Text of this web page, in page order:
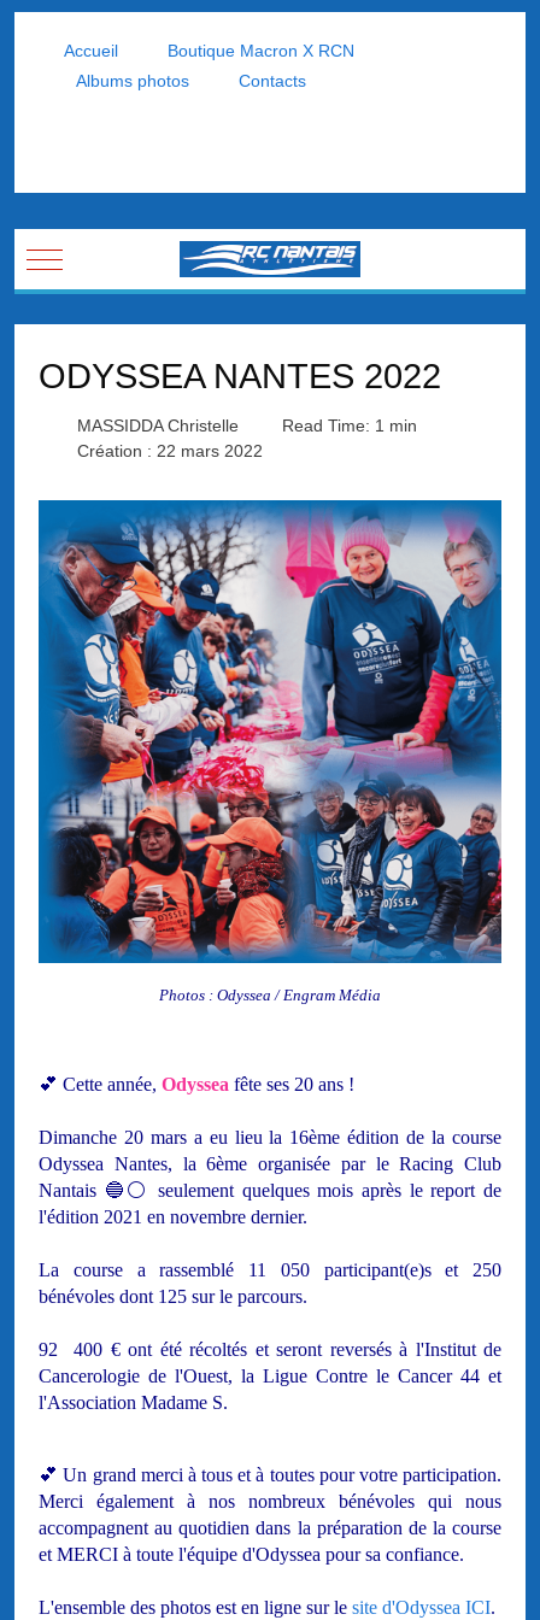
Accueil
Boutique Macron X RCN
Albums photos
Contacts
Mobile Menu Toggle
ODYSSEA NANTES 2022
MASSIDDA Christelle
Read Time: 1 min
Création : 22 mars 2022
Photos : Odyssea / Engram Média
💕 Cette année, Odyssea fête ses 20 ans !
Dimanche 20 mars a eu lieu la 16ème édition de la course
Odyssea Nantes, la 6ème organisée par le Racing Club
Nantais 🔵⚪ seulement quelques mois après le report de
l'édition 2021 en novembre dernier.
La course a rassemblé 11 050 participant(e)s et 250
bénévoles dont 125 sur le parcours.
92 400 € ont été récoltés et seront reversés à l'Institut de
Cancerologie de l'Ouest, la Ligue Contre le Cancer 44 et
l'Association Madame S.
💕 Un grand merci à tous et à toutes pour votre participation.
Merci également à nos nombreux bénévoles qui nous
accompagnent au quotidien dans la préparation de la course
et MERCI à toute l'équipe d'Odyssea pour sa confiance.
L'ensemble des photos est en ligne sur le site d'Odyssea ICI.